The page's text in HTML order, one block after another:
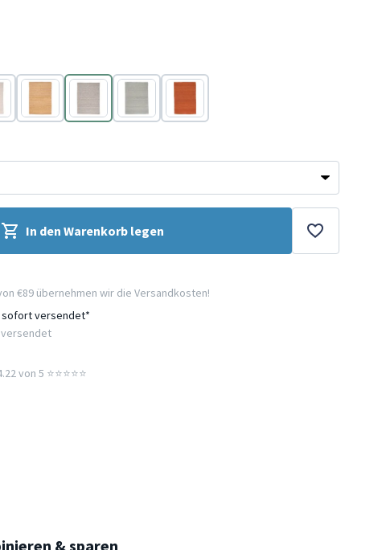
Gelb Grau Mint
Rot
In den Warenkorb legen
€89 übernehmen wir die Versandkosten!
sofort versendet*
von 5 ⭐️⭐️⭐️⭐️⭐️
& sparen